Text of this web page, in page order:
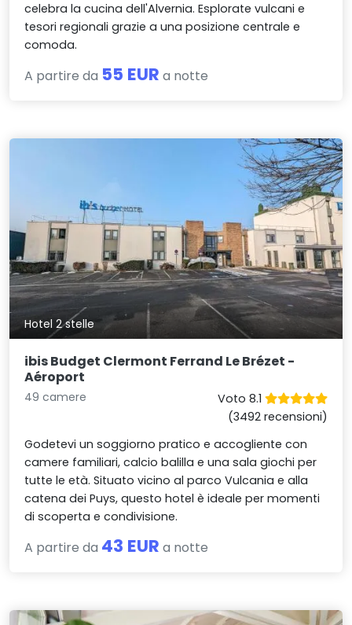
celebra la cucina dell'Alvernia. Esplorate vulcani e
tesori regionali grazie a una posizione centrale e
comoda.
A partire da 55 EUR a notte
Hotel 2 stelle
ibis Budget Clermont Ferrand Le Brézet -
Aéroport
49 camere
Voto 8.1
(3492 recensioni)
Godetevi un soggiorno pratico e accogliente con
camere familiari, calcio balilla e una sala giochi per
tutte le età. Situato vicino al parco Vulcania e alla
catena dei Puys, questo hotel è ideale per momenti
di scoperta e condivisione.
A partire da 43 EUR a notte